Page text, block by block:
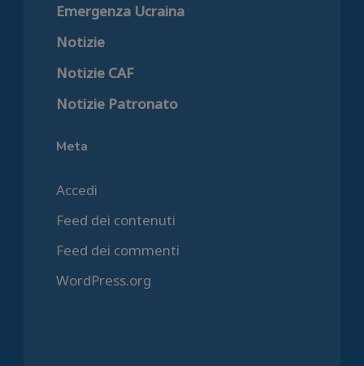
Emergenza Ucraina
Notizie
Notizie CAF
Notizie Patronato
Meta
Accedi
Feed dei contenuti
Feed dei commenti
WordPress.org